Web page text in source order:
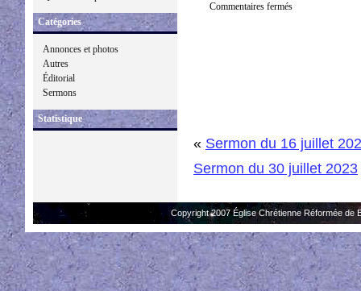
Catégories
Annonces et photos
Autres
Éditorial
Sermons
Statistique
Commentaires fermés
« Sermon du 16 juillet
Sermon du 30 juillet 2023
Copyright 2007 Église Chrétienne Réformée de